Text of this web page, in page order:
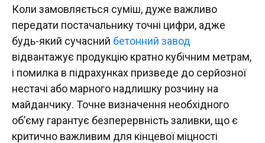
Коли замовляється суміш, дуже важливо
передати постачальнику точні цифри, адже
будь-який сучасний бетонний завод
відвантажує продукцію кратно кубічним метрам,
і помилка в підрахунках призведе до серйозної
нестачі або марного надлишку розчину на
майданчику. Точне визначення необхідного
об’єму гарантує безперервність заливки, що є
критично важливим для кінцевої міцності